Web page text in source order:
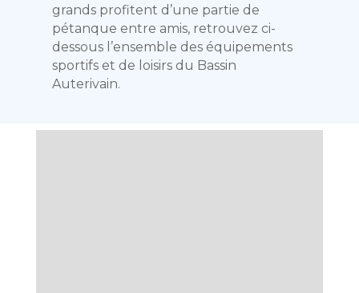
grands profitent d’une partie de
pétanque entre amis, retrouvez ci-
dessous l’ensemble des équipements
sportifs et de loisirs du Bassin
Auterivain.